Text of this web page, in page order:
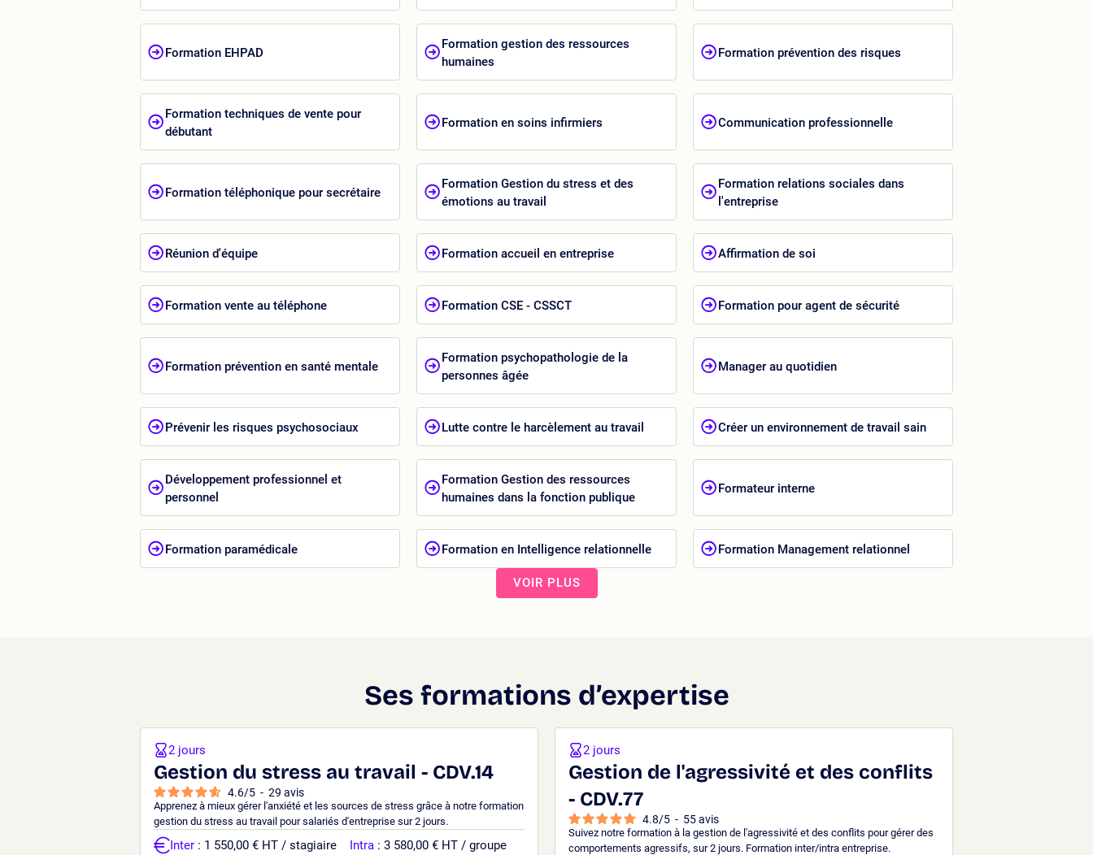
Formation EHPAD
Formation gestion des ressources
humaines
Formation prévention des risques
Formation techniques de vente pour
débutant
Formation en soins infirmiers Communication professionnelle
Formation téléphonique pour secrétaire
Formation Gestion du stress et des
émotions au travail
Formation relations sociales dans
l'entreprise
Réunion d'équipe Formation accueil en entreprise Affirmation de soi
Formation vente au téléphone Formation CSE - CSSCT Formation pour agent de sécurité
Formation prévention en santé mentale
Formation psychopathologie de la
personnes âgée
Manager au quotidien
Prévenir les risques psychosociaux Lutte contre le harcèlement au travail Créer un environnement de travail sain
Développement professionnel et
personnel
Formation Gestion des ressources
humaines dans la fonction publique
Formateur interne
Formation paramédicale Formation en Intelligence relationnelle Formation Management relationnel
VOIR PLUS
Ses formations d’expertise
Gestion du stress au travail - CDV.14
4.6/5 - 29 avis
Apprenez à mieux gérer l'anxiété et les sources de stress grâce à notre formation
gestion du stress au travail pour salariés d'entreprise sur 2 jours.
2 jours
Inter : 1 550,00 € HT / stagiaire Intra : 3 580,00 € HT / groupe
Gestion de l'agressivité et des conflits
- CDV.77
4.8/5 - 55avis
Suivez notre formation à la gestion de l'agressivité et des conflits pour gérer des
comportements agressifs, sur 2 jours. Formation inter/intra entreprise.
2 jours